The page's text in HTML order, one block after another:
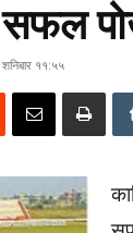
११:५५